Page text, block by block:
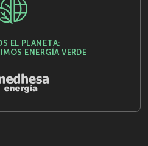
EL PLANETA:
ENERGÍA VERDE